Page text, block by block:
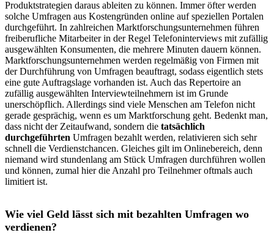
Produktstrategien daraus ableiten zu können. Immer öfter werden
solche Umfragen aus Kostengründen online auf speziellen Portalen
durchgeführt. In zahlreichen Marktforschungsunternehmen führen
freiberufliche Mitarbeiter in der Regel Telefoninterviews mit zufällig
ausgewählten Konsumenten, die mehrere Minuten dauern können.
Marktforschungsunternehmen werden regelmäßig von Firmen mit
der Durchführung von Umfragen beauftragt, sodass eigentlich stets
eine gute Auftragslage vorhanden ist. Auch das Repertoire an
zufällig ausgewählten Interviewteilnehmern ist im Grunde
unerschöpflich. Allerdings sind viele Menschen am Telefon nicht
gerade gesprächig, wenn es um Marktforschung geht. Bedenkt man,
dass nicht der Zeitaufwand, sondern die tatsächlich
durchgeführten Umfragen bezahlt werden, relativieren sich sehr
schnell die Verdienstchancen. Gleiches gilt im Onlinebereich, denn
niemand wird stundenlang am Stück Umfragen durchführen wollen
und können, zumal hier die Anzahl pro Teilnehmer oftmals auch
limitiert ist.
Wie viel Geld lässt sich mit bezahlten Umfragen wo
verdienen?